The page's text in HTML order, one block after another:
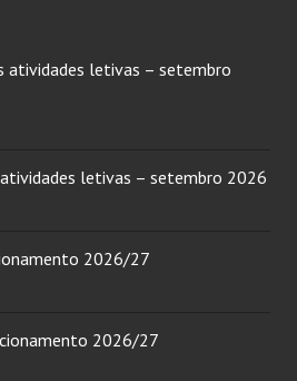
atividades letivas – setembro
letivas – setembro 2026
2026/27
2026/27